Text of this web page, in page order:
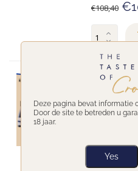
€108,40
Roxanich
€177,35
Deze pagina bevat informatie
Door de site te betreden u
18 jaar.
Yes